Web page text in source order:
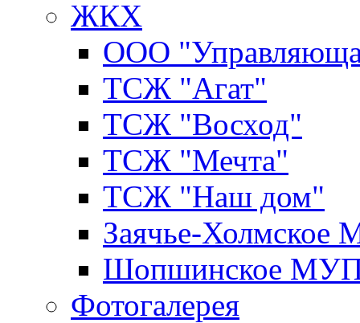
ЖКХ
ООО
ТСЖ "Агат"
ТСЖ "Восход"
ТСЖ "Мечта"
ТСЖ "Наш дом"
Заячье-
Шопшинское
Фотогалерея